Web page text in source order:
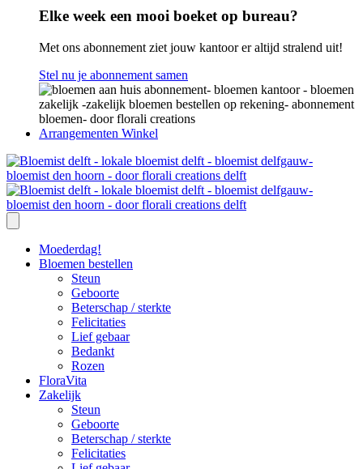
Elke week een mooi boeket op bureau?
Met ons abonnement ziet jouw kantoor er altijd stralend uit!
Stel nu je abonnement samen
Arrangementen Winkel
Moederdag!
Bloemen bestellen
Steun
Geboorte
Beterschap / sterkte
Felicitaties
Lief gebaar
Bedankt
Rozen
FloraVita
Zakelijk
Steun
Geboorte
Beterschap / sterkte
Felicitaties